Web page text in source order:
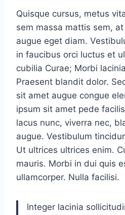
Quisque cursus, metus
sem massa mattis sem,
augue eget diam.
in faucibus orci luctus et
cubilia Curae; Morbi
Praesent blandit dolor.
sit amet augue congue
ipsum sit amet pede
lacus nunc, viverra nec,
augue. Vestibulum
Ut ultrices ultrices enim.
mauris. Morbi in dui quis
ullamcorper. Nulla facilisi.
Integer lacinia